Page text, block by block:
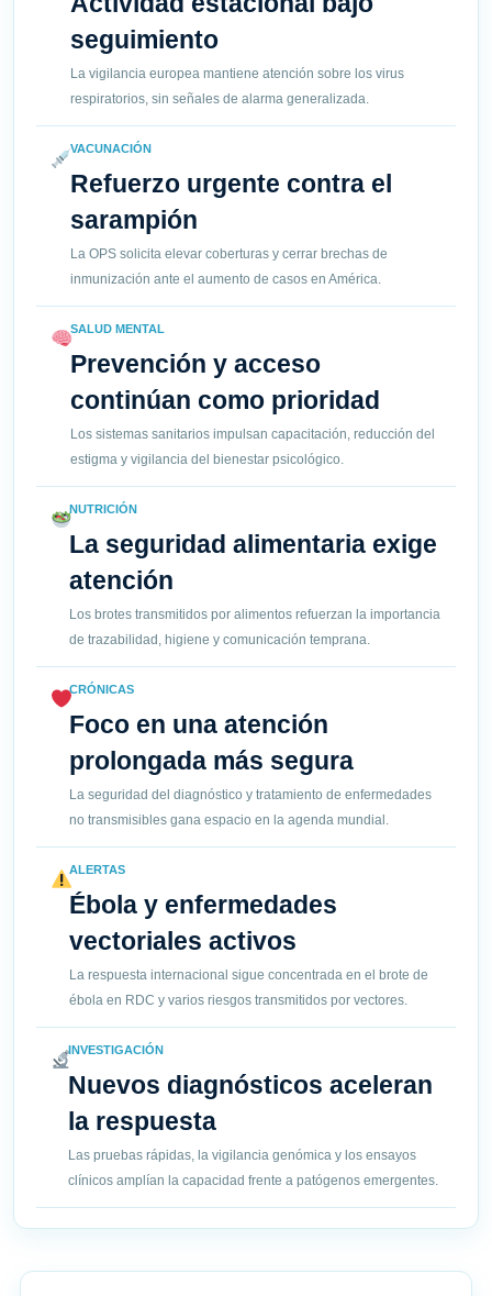
seguimiento
La vigilancia europea mantiene atención sobre los virus
respiratorios, sin señales de alarma generalizada.
VACUNACIÓN
Refuerzo urgente contra el
sarampión
La OPS solicita elevar coberturas y cerrar brechas de
inmunización ante el aumento de casos en América.
SALUD MENTAL
Prevención y acceso
continúan como prioridad
Los sistemas sanitarios impulsan capacitación, reducción del
estigma y vigilancia del bienestar psicológico.
NUTRICIÓN
La seguridad alimentaria exige
atención
Los brotes transmitidos por alimentos refuerzan la importancia
de trazabilidad, higiene y comunicación temprana.
CRÓNICAS
Foco en una atención
prolongada más segura
La seguridad del diagnóstico y tratamiento de enfermedades
no transmisibles gana espacio en la agenda mundial.
ALERTAS
Ébola y enfermedades
vectoriales activos
La respuesta internacional sigue concentrada en el brote de
ébola en RDC y varios riesgos transmitidos por vectores.
INVESTIGACIÓN
Nuevos diagnósticos aceleran
la respuesta
Las pruebas rápidas, la vigilancia genómica y los ensayos
clínicos amplían la capacidad frente a patógenos emergentes.